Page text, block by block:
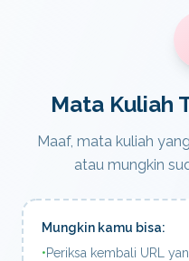
Mata Kuliah
Maaf, mata kuliah
atau mungkin
Mungkin kamu bisa:
•Periksa kembali URL